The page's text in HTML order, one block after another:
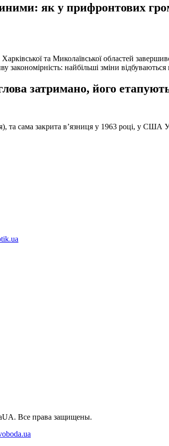
як у прифронтових
та Миколаївської областей
закономірність: найбільші зміни
затримано, його
та сама закрита в’язниця у 1963 році, у США
Все права защищены.